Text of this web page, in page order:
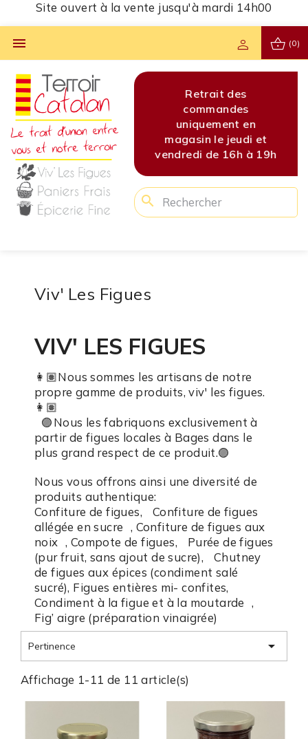
Site ouvert à la vente jusqu'à mardi 14h00
 shopping_basket (0)
person
et
19h
Site ouvert à la vente
jusqu'à mardi 14h00
Retrait des
commandes
uniquement en
magasin le jeudi et
vendredi de 16h à 19h
search
Viv' Les Figues
VIV' LES FIGUES
👩🏽Nous sommes les artisans de notre
propre gamme de produits, viv' les figues.
👩🏽
🟣Nous les fabriquons exclusivement à
partir de figues locales à Bages dans le
plus grand respect de ce produit.🟣
Nous vous offrons ainsi une diversité de
produits authentique:
Confiture de figues, Confiture de figues
allégée en sucre , Confiture de figues aux
noix , Compote de figues, Purée de figues
(pur fruit, sans ajout de sucre), Chutney
de figues aux épices (condiment salé
sucré), Figues entières mi- confites,
Condiment à la figue et à la moutarde ,
Fig’ aigre (préparation vinaigrée)
Pertinence 
Affichage 1-11 de 11 article(s)